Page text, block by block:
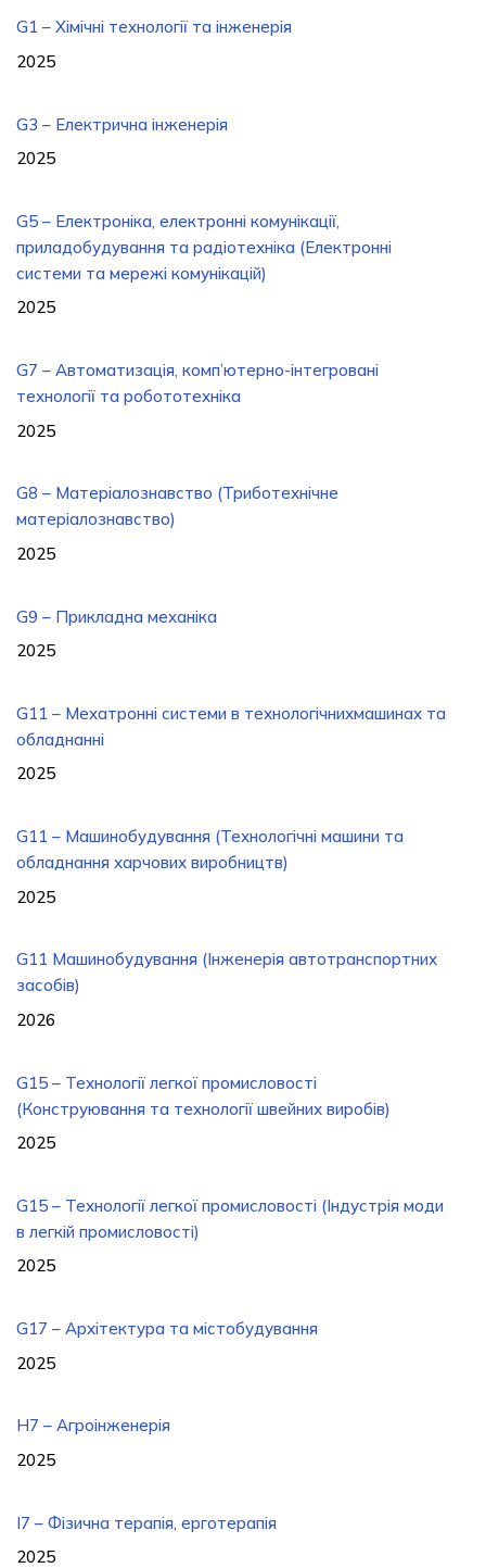
G1 – Хімічні технології та інженерія
2025
G3 – Електрична інженерія
2025
G5 – Електроніка, електронні комунікації,
приладобудування та радіотехніка (Електронні
системи та мережі комунікацій)
2025
G7 – Автоматизація, комп’ютерно-інтегровані
технології та робототехніка
2025
G8 – Матеріалознавство (Триботехнічне
матеріалознавство)
2025
G9 – Прикладна механіка
2025
G11 – Мехатронні системи в технологічнихмашинах та
обладнанні
2025
G11 – Машинобудування (Технологічні машини та
обладнання харчових виробництв)
2025
G11 Машинобудування (Інженерія автотранспортних
засобів)
2026
G15 – Технології легкої промисловості
(Конструювання та технології швейних виробів)
2025
G15 – Технології легкої промисловості (Індустрія моди
в легкій промисловості)
2025
G17 – Архітектура та містобудування
2025
H7 – Агроінженерія
2025
I7 – Фізична терапія, ерготерапія
2025